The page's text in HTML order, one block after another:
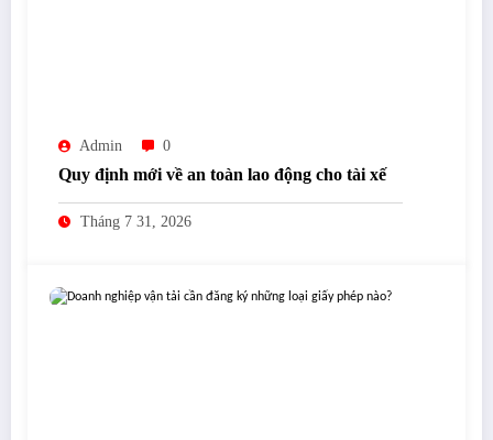
Admin 0
Quy định mới về an toàn lao động cho tài xế
Tháng 7 31, 2026